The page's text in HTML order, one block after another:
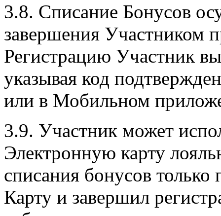
3.8. Списание Бонусов
завершения Участником
Регистрацию Участник
указывая код
или в Мобильном
3.9. Участник может
Электронную карту
списания бонусов
Карту и завершил